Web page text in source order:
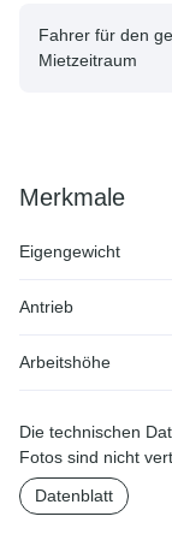
Fahrer für den
Mietzeitraum
Merkmale
Eigengewicht
Antrieb
Arbeitshöhe
Die technischen
Fotos sind nicht
Datenblatt